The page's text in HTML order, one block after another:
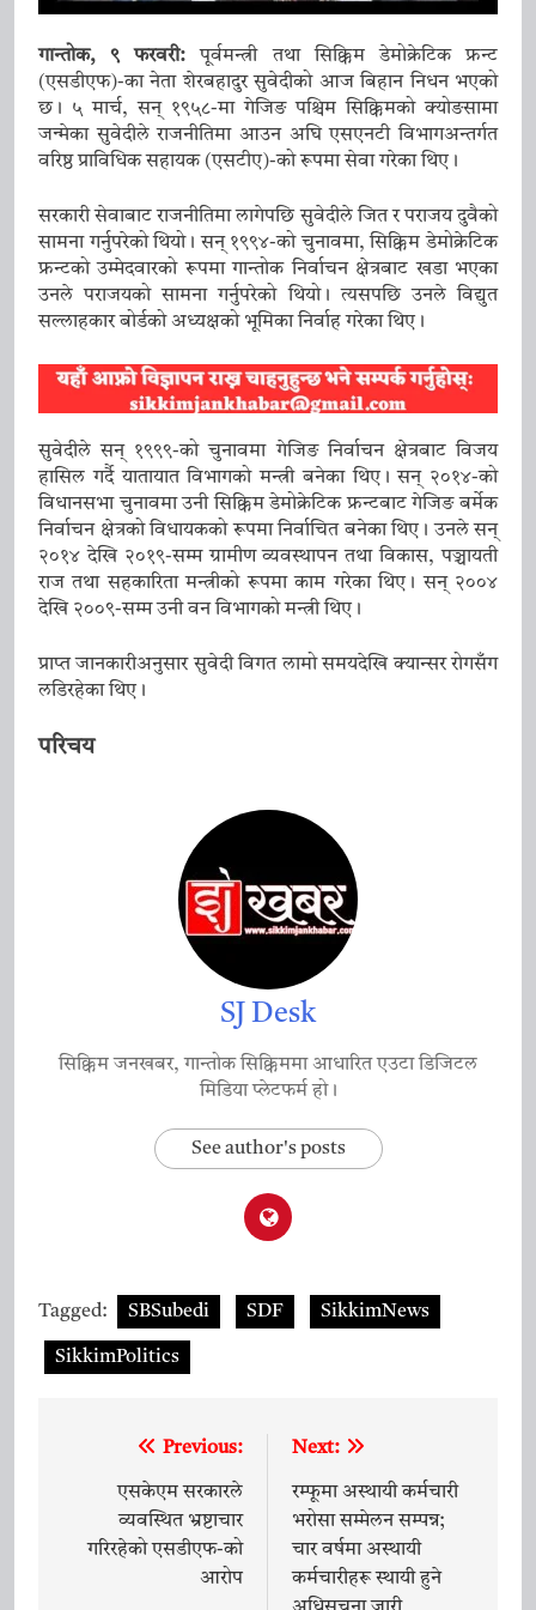
मुख्यमन्त्री प्रेमसिंह तामाङले गरे नयाँ
दिल्लीमा भाजपा राष्ट्रिय कार्यकारी अध्यक्ष
नितिन नवीनसँग भेट
10 January 2026
मुख्यमन्त्री तामाङले गरे केन्द्रीय कानुन
तथा न्याय राज्यमन्त्री अर्जुन राम
मेघवालसँग नयाँ भेट
10 January 2026
गान्तोक, ९ फरवरी: पूर्वमन्त्री तथा सिक्किम डेमोक्रेटिक फ्रन्ट
(एसडीएफ)-का नेता शेरबहादुर सुवेदीको आज बिहान निधन भएको
छ। ५ मार्च, सन् १९५८-मा गेजिङ पश्चिम सिक्किमको क्योङसामा
जन्मेका सुवेदीले राजनीतिमा आउन अघि एसएनटी विभागअन्तर्गत
वरिष्ठ प्राविधिक सहायक (एसटीए)-को रूपमा सेवा गरेका थिए।
सरकारी सेवाबाट राजनीतिमा लागेपछि सुवेदीले जित र पराजय दुवैको
सामना गर्नुपरेको थियो। सन् १९९४-को चुनावमा, सिक्किम डेमोक्रेटिक
फ्रन्टको उम्मेदवारको रूपमा गान्तोक निर्वाचन क्षेत्रबाट खडा भएका
उनले पराजयको सामना गर्नुपरेको थियो। त्यसपछि उनले विद्युत
सल्लाहकार बोर्डको अध्यक्षको भूमिका निर्वाह गरेका थिए।
सुवेदीले सन् १९९९-को चुनावमा गेजिङ निर्वाचन क्षेत्रबाट विजय
हासिल गर्दै यातायात विभागको मन्त्री बनेका थिए। सन् २०१४-को
विधानसभा चुनावमा उनी सिक्किम डेमोक्रेटिक फ्रन्टबाट गेजिङ बर्मेक
निर्वाचन क्षेत्रको विधायकको रूपमा निर्वाचित बनेका थिए। उनले सन्
२०१४ देखि २०१९-सम्म ग्रामीण व्यवस्थापन तथा विकास, पञ्चायती
राज तथा सहकारिता मन्त्रीको रूपमा काम गरेका थिए। सन् २००४
देखि २००९-सम्म उनी वन विभागको मन्त्री थिए।
प्राप्त जानकारीअनुसार सुवेदी विगत लामो समयदेखि क्यान्सर रोगसँग
लडिरहेका थिए।
परिचय
SJ Desk
सिक्किम जनखबर, गान्तोक सिक्किममा आधारित एउटा डिजिटल
मिडिया प्लेटफर्म हो।
See author's posts
Tagged: SBSubedi SDF SikkimNews
SikkimPolitics
navigation
Previous:
एसकेएम सरकारले
व्यवस्थित भ्रष्टाचार
गरिरहेको एसडीएफ-को
आरोप
Next:
रम्फूमा अस्थायी कर्मचारी
भरोसा सम्मेलन सम्पन्न;
चार वर्षमा अस्थायी
कर्मचारीहरू स्थायी हुने